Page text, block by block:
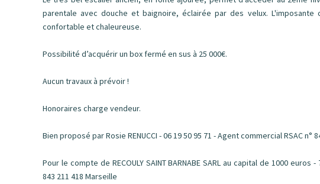
parentale avec douche et baignoire, éclairée par des velux.
confortable et chaleureuse.
Possibilité d’acquérir un box fermé en sus à 25 000€.
Aucun travaux à prévoir !
Honoraires charge vendeur.
Bien proposé par Rosie RENUCCI - 06 19 50 95 71 - Agent commercial RSAC n°
Pour le compte de RECOULY SAINT BARNABE SARL au capital de 1000 euros
843 211 418 Marseille